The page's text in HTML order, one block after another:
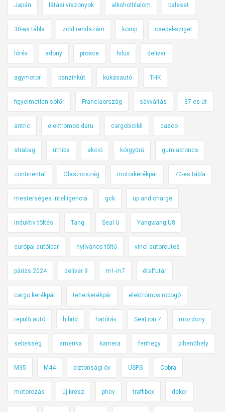
Japán látási viszonyok alkoholtilalom baleset
30-as tábla zöld rendszám komp csepel-sziget
lórév adony proace hilux deliver
agymotor benzinkút kukásautó THK
figyelmetlen sofőr Franciaország sávváltás 37-es út
antric elektromos daru cargobicikli casco
strabag úthiba akció körgyűrű gumiabroncs
continental Olaszország motorkerékpár 70-es tábla
mesterséges intelligencia gck up and charge
induktív töltés Tang Seal U Yangwang U8
európai autóipar nyilvános töltő vinci autoroutes
párizs 2024 deliver 9 m1-m7 ételfutár
cargo kerékpár teherkerékpár elektromos robogó
repülő autó hibrid hatótáv SeaLion 7 mozdony
sebesség amerika kamera ferihegy pihenőhely
M35 M44 biztonsági öv USPS Cobra
motorozás új kresz phev traffibox dekor